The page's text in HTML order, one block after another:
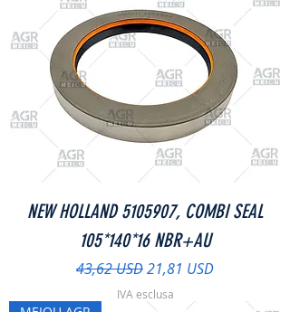
NEW HOLLAND 5105907, COMBI SEAL
105*140*16 NBR+AU
Prezzo regolare
43,62 USDPrezzo scontato
21,81 USD
IVA esclusa